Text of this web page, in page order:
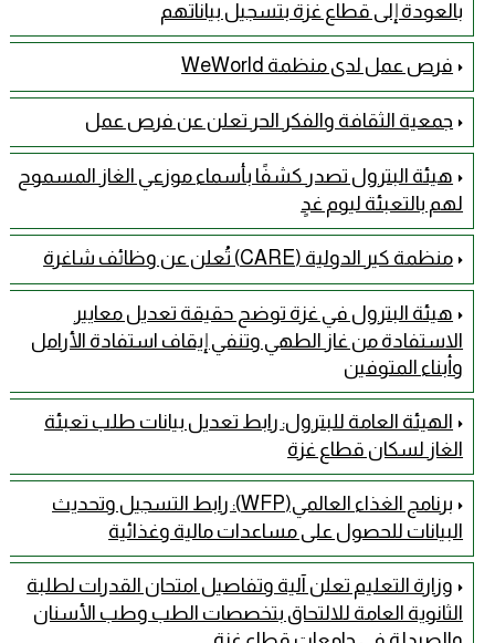
بالعودة إلى قطاع غزة بتسجيل بياناتهم
فرص عمل لدى منظمة WeWorld
جمعية الثقافة والفكر الحر تعلن عن فرص عمل
هيئة البترول تصدر كشفًا بأسماء موزعي الغاز المسموح
لهم بالتعبئة ليوم غدٍ
منظمة كير الدولية (CARE) تُعلن عن وظائف شاغرة
هيئة البترول في غزة توضح حقيقة تعديل معايير
الاستفادة من غاز الطهي وتنفي إيقاف استفادة الأرامل
وأبناء المتوفين
الهيئة العامة للبترول: رابط تعديل بيانات طلب تعبئة
الغاز لسكان قطاع غزة
برنامج الغذاء العالمي(WFP): رابط التسجيل وتحديث
البيانات للحصول على مساعدات مالية وغذائية
وزارة التعليم تعلن آلية وتفاصيل امتحان القدرات لطلبة
الثانوية العامة للالتحاق بتخصصات الطب وطب الأسنان